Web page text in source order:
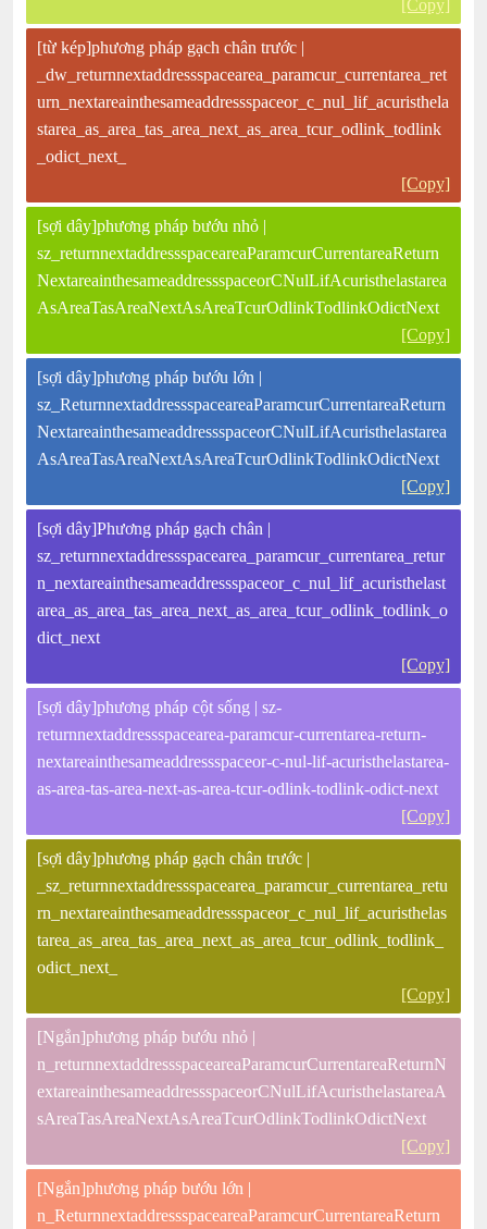
[Copy]
[từ kép]phương pháp gạch chân trước |
_dw_returnnextaddressspacearea_paramcur_currentarea_ret
urn_nextareainthesameaddressspaceor_c_nul_lif_acuristhela
starea_as_area_tas_area_next_as_area_tcur_odlink_todlink
_odict_next_
[Copy]
[sợi dây]phương pháp bướu nhỏ |
sz_returnnextaddressspaceareaParamcurCurrentareaReturn
NextareainthesameaddressspaceorCNulLifAcuristhelastarea
AsAreaTasAreaNextAsAreaTcurOdlinkTodlinkOdictNext
[Copy]
[sợi dây]phương pháp bướu lớn |
sz_ReturnnextaddressspaceareaParamcurCurrentareaReturn
NextareainthesameaddressspaceorCNulLifAcuristhelastarea
AsAreaTasAreaNextAsAreaTcurOdlinkTodlinkOdictNext
[Copy]
[sợi dây]Phương pháp gạch chân |
sz_returnnextaddressspacearea_paramcur_currentarea_retur
n_nextareainthesameaddressspaceor_c_nul_lif_acuristhelast
area_as_area_tas_area_next_as_area_tcur_odlink_todlink_o
dict_next
[Copy]
[sợi dây]phương pháp cột sống | sz-
returnnextaddressspacearea-paramcur-currentarea-return-
nextareainthesameaddressspaceor-c-nul-lif-acuristhelastarea-
as-area-tas-area-next-as-area-tcur-odlink-todlink-odict-next
[Copy]
[sợi dây]phương pháp gạch chân trước |
_sz_returnnextaddressspacearea_paramcur_currentarea_retu
rn_nextareainthesameaddressspaceor_c_nul_lif_acuristhelas
tarea_as_area_tas_area_next_as_area_tcur_odlink_todlink_
odict_next_
[Copy]
[Ngắn]phương pháp bướu nhỏ |
n_returnnextaddressspaceareaParamcurCurrentareaReturnN
extareainthesameaddressspaceorCNulLifAcuristhelastareaA
sAreaTasAreaNextAsAreaTcurOdlinkTodlinkOdictNext
[Copy]
[Ngắn]phương pháp bướu lớn |
n_ReturnnextaddressspaceareaParamcurCurrentareaReturn